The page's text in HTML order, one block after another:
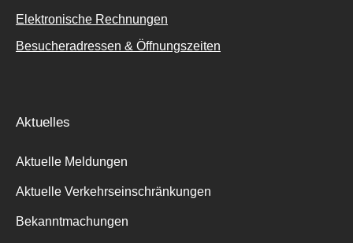
Elektronische Rechnungen
Besucheradressen & Öffnungszeiten
Aktuelles
Aktuelle Meldungen
Aktuelle Verkehrseinschränkungen
Bekanntmachungen